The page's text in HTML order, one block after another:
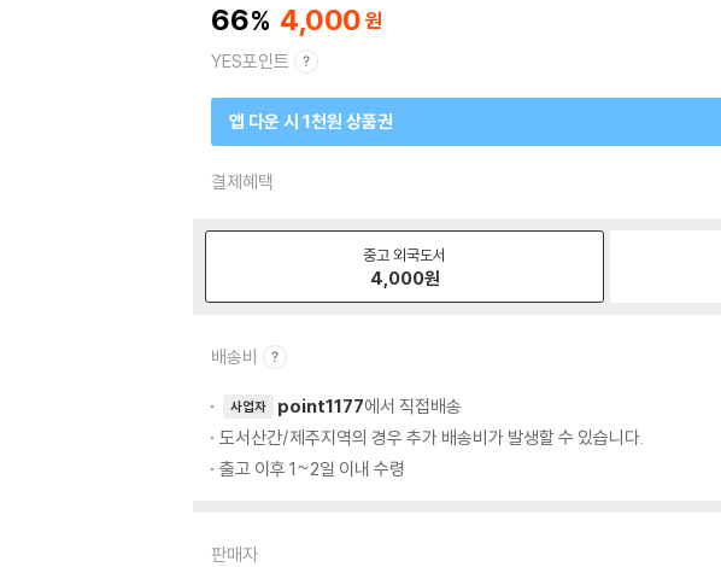
66 4,000
YES포인트
앱 다운 시 1천원 상품권
결제혜택
중고 외국도서
4,000원
배송비
사업자 point1177에서 직접배송
도서산간/제주지역의 경우 추가 배송비가 발생할 수 있습니다.
출고 이후 1~2일 이내 수령
판매자